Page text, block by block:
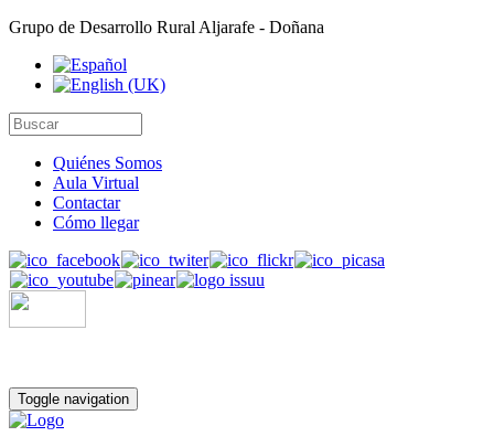
Grupo de Desarrollo Rural Aljarafe - Doñana
Quiénes Somos
Aula Virtual
Contactar
Cómo llegar
Toggle navigation